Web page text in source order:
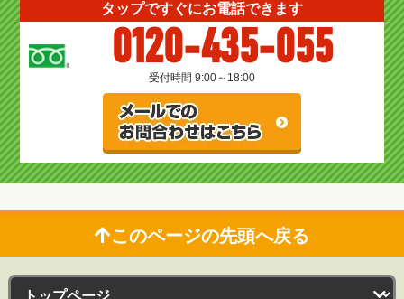
タップですぐにお電話できます
0120-435-055
受付時間 9:00～18:00
このページの先頭へ戻る